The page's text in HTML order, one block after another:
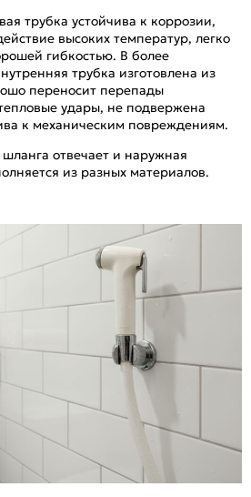
трубка устойчива к коррозии,
высоких температур, легко
гибкостью. В более
трубка изготовлена из
переносит перепады
удары, не подвержена
к механическим повреждениям.
отвечает и наружная
из разных материалов.